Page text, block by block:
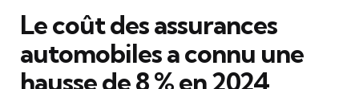
Le coût des assurances
automobiles a connu une
hausse de 8 % en 2024